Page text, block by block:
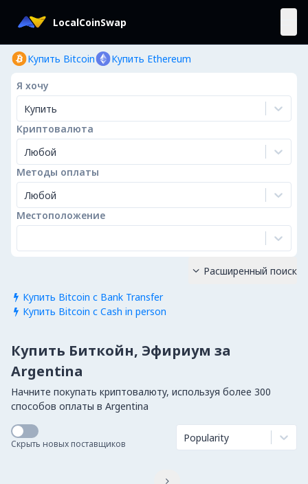
LocalCoinSwap
Купить Bitcoin Купить Ethereum
Я хочу
Купить
Криптовалюта
Любой
Методы оплаты
Любой
Местоположение
 Купить Bitcoin с Bank Transfer
 Купить Bitcoin с Cash in person
 Расширенный поиск
Купить Биткойн, Эфириум за
Argentina
Начните покупать криптовалюту, используя более 300
способов оплаты в Argentina
Скрыть новых поставщиков Popularity
